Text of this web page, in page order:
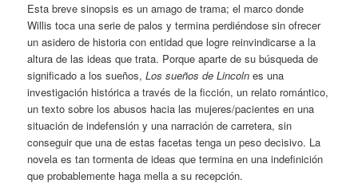
Esta breve sinopsis es un amago de trama; el marco donde
Willis toca una serie de palos y termina perdiéndose sin ofrecer
un asidero de historia con entidad que logre reinvindicarse a la
altura de las ideas que trata. Porque aparte de su búsqueda de
significado a los sueños,Los sueños de Lincoln es una
investigación histórica a través de la ficción, un relato romántico,
un texto sobre los abusos hacia las mujeres/pacientes en una
situación de indefensión y una narración de carretera, sin
conseguir que una de estas facetas tenga un peso decisivo. La
novela es tan tormenta de ideas que termina en una indefinición
que probablemente haga mella a su recepción.